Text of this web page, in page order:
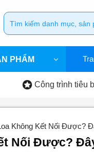
Tìm
kiếm:
PHẨM
Công trình tiêu
Không Kết Nối Được?
Nối Được?